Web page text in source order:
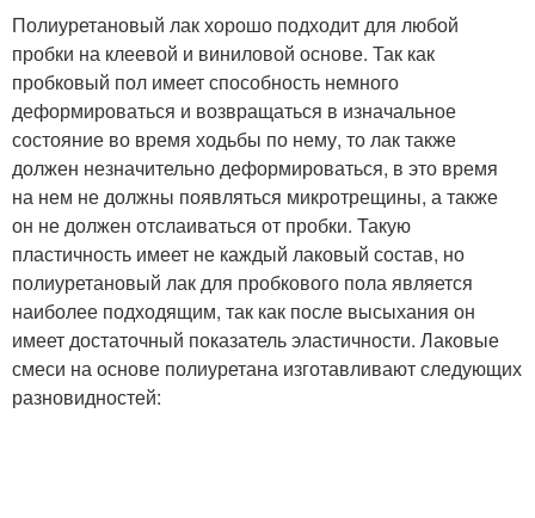
Полиуретановый лак хорошо подходит для любой
пробки на клеевой и виниловой основе. Так как
пробковый пол имеет способность немного
деформироваться и возвращаться в изначальное
состояние во время ходьбы по нему, то лак также
должен незначительно деформироваться, в это время
на нем не должны появляться микротрещины, а также
он не должен отслаиваться от пробки. Такую
пластичность имеет не каждый лаковый состав, но
полиуретановый лак для пробкового пола является
наиболее подходящим, так как после высыхания он
имеет достаточный показатель эластичности. Лаковые
смеси на основе полиуретана изготавливают следующих
разновидностей: